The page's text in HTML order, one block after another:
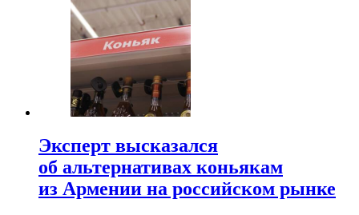
Эксперт высказался
об альтернативах коньякам
из Армении на российском рынке